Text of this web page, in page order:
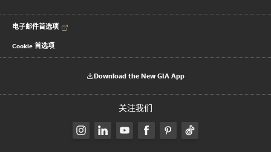
电子邮件首选项
Cookie 首选项
Download the New GIA App
关注我们